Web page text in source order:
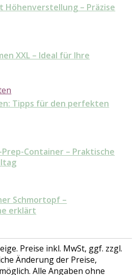
– Präzise
XXL – Ideal für Ihre
Tipps für den perfekten
Container – Praktische
Schmortopf –
erklärt
Preise inkl. MwSt, ggf. zzgl.
Änderung der Preise,
Alle Angaben ohne